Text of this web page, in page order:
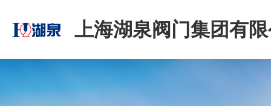
上海湖泉阀门集团有